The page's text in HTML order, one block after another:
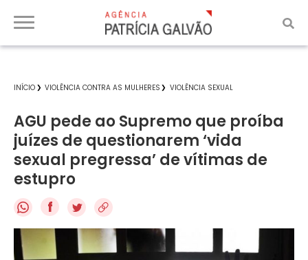
INÍCIO VIOLÊNCIA CONTRA AS MULHERES VIOLÊNCIA SEXUAL
AGU pede ao Supremo que proíba
juízes de questionarem ‘vida
sexual pregressa’ de vítimas de
estupro
f